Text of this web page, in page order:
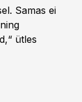
Samas ei
ütles